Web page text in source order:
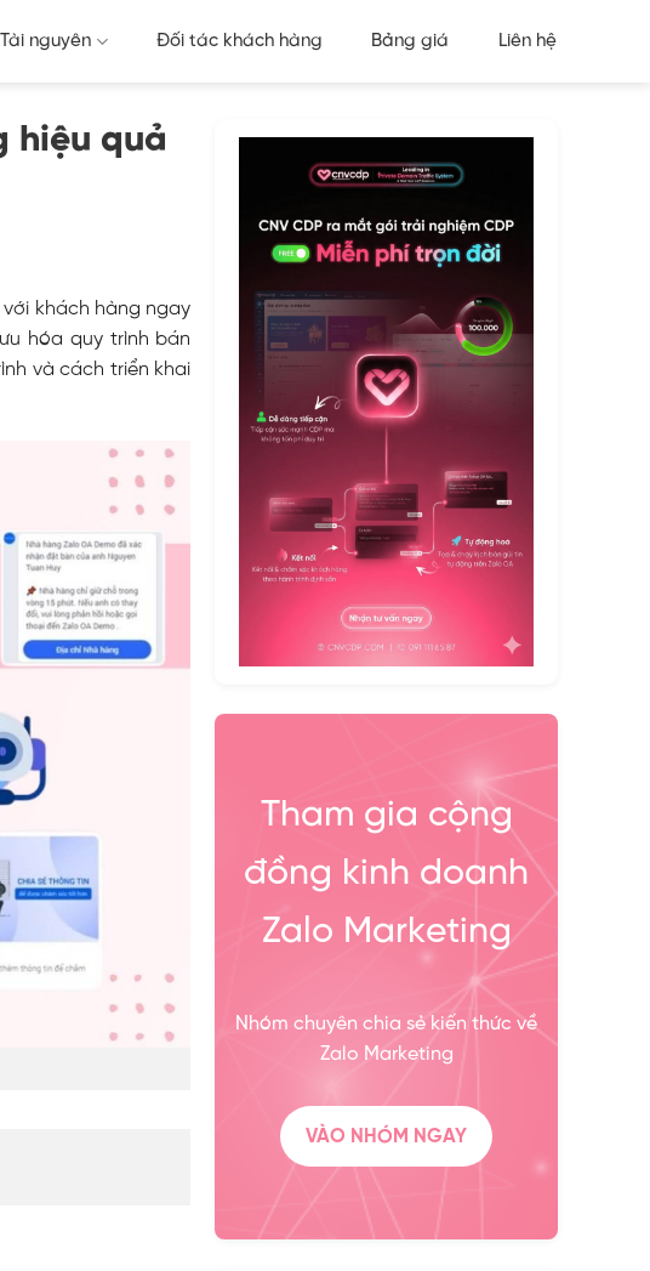
Tài nguyên Đối tác khách hàng Bảng giá Liên hệ
hiệu quả
khách hàng ngay
hóa quy trình bán
và cách triển khai
Tham gia cộng
đồng kinh doanh
Zalo Marketing
Nhóm chuyên chia sẻ kiến thức về
Zalo Marketing
VÀO NHÓM NGAY